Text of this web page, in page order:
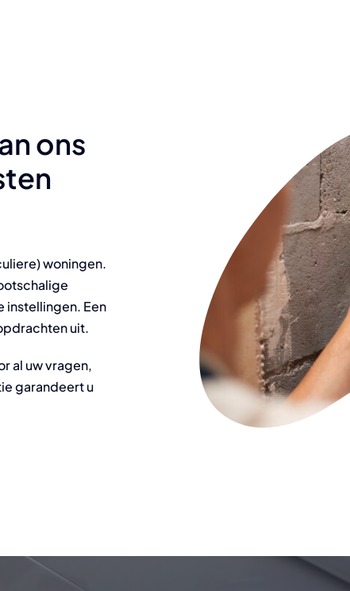
ons
woningen.
Een
uit.
al uw vragen,
garandeert u